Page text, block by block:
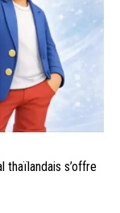
thaïlandais s’offre